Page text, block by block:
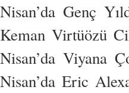
Nisan’da Genç
Keman Virtüözü
Nisan’da Viyana
Nisan’da Eric